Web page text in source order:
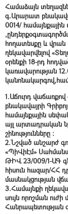
Համաձայն
գ.Արարատ
0014/ համայնքային
հողատեսքը և վրան
ղեկավարվելով
օրենքի 18-րդ
կառավարության
1.Աճուրդ
բնակավայրի
համայնքային
այլ արտադրական
շինությունները :
2.Նշված անշարժ
«ՊիՎիԷմ»
ԹԻՎ 23/009/1-ԱԳ
հիսուն հազար/ՀՀ
մասնակցության
3.Համայնքի
սույն որոշման
Հանրապետության